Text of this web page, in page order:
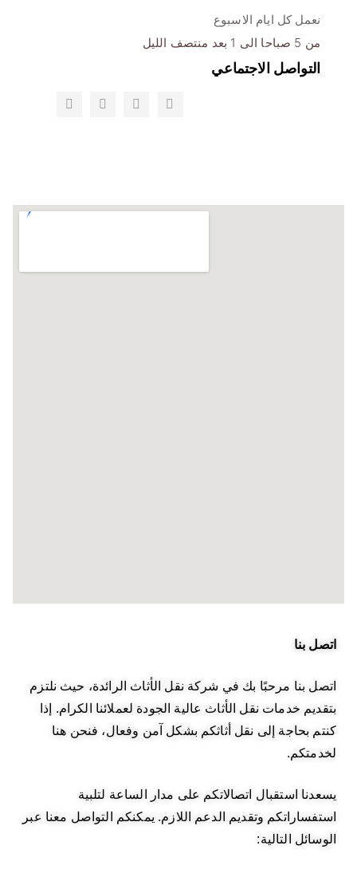
نعمل كل ايام الاسبوع
من 5 صباحا الى 1 بعد منتصف الليل
التواصل الاجتماعي
اتصل بنا
اتصل بنا مرحبًا بك في شركة نقل الأثاث الرائدة، حيث نلتزم
بتقديم خدمات نقل الأثاث عالية الجودة لعملائنا الكرام. إذا
كنتم بحاجة إلى نقل أثاثكم بشكل آمن وفعال، فنحن هنا
لخدمتكم.
يسعدنا استقبال اتصالاتكم على مدار الساعة لتلبية
استفساراتكم وتقديم الدعم اللازم. يمكنكم التواصل معنا عبر
الوسائل التالية: